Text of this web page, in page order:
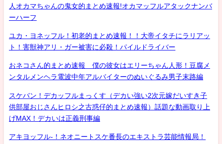
人オカマちゃんの鬼女的まとめ速報!オカマッフルアタックナンバ
ーハーフ
ユカ・ヨネッフル！初老的まとめ速報！！大帝イタチにラリアッ
ト！害獣神アリ・ガー被害に必殺！パイルドライバー
おネコさん的まとめ速報 僕の彼女はエリーちゃん人形！豆腐メ
ンタルメンヘラ電波中年アルバイターのぬいぐるみ男子末路編
スケバン！デカッフルまっくす（デカい強い2次元嫁だいすき子
供部屋おじさんヒロシ之古惑仔的まとめ速報）話題な動画取り上
げMAX！デカいは正義刑事編
アキヨッフル-！ネオニートスケ番長のエキストラ芸能情報局！